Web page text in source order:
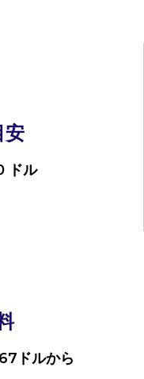
安
ドル
ドルから